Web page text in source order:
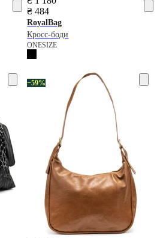
₴ 484
RoyalBag
Кросс-боди
ONESIZE
−59%